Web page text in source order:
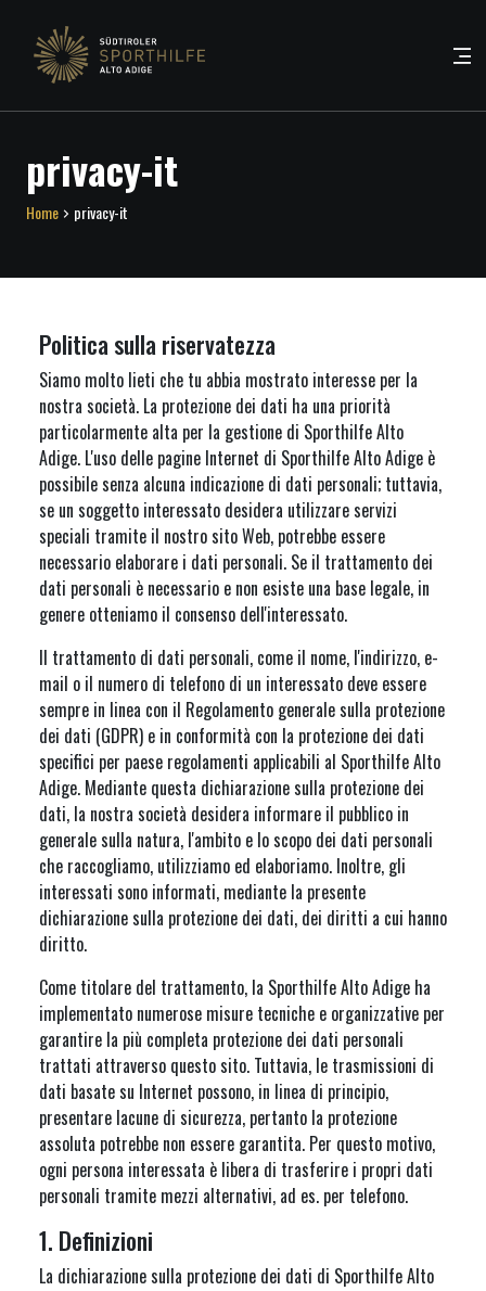
privacy-it
Home privacy-it
Politica sulla riservatezza
Siamo molto lieti che tu abbia mostrato interesse per la
nostra società. La protezione dei dati ha una priorità
particolarmente alta per la gestione di Sporthilfe Alto
Adige. L'uso delle pagine Internet di Sporthilfe Alto Adige è
possibile senza alcuna indicazione di dati personali; tuttavia,
se un soggetto interessato desidera utilizzare servizi
speciali tramite il nostro sito Web, potrebbe essere
necessario elaborare i dati personali. Se il trattamento dei
dati personali è necessario e non esiste una base legale, in
genere otteniamo il consenso dell'interessato.
Il trattamento di dati personali, come il nome, l'indirizzo, e-
mail o il numero di telefono di un interessato deve essere
sempre in linea con il Regolamento generale sulla protezione
dei dati (GDPR) e in conformità con la protezione dei dati
specifici per paese regolamenti applicabili al Sporthilfe Alto
Adige. Mediante questa dichiarazione sulla protezione dei
dati, la nostra società desidera informare il pubblico in
generale sulla natura, l'ambito e lo scopo dei dati personali
che raccogliamo, utilizziamo ed elaboriamo. Inoltre, gli
interessati sono informati, mediante la presente
dichiarazione sulla protezione dei dati, dei diritti a cui hanno
diritto.
Come titolare del trattamento, la Sporthilfe Alto Adige ha
implementato numerose misure tecniche e organizzative per
garantire la più completa protezione dei dati personali
trattati attraverso questo sito. Tuttavia, le trasmissioni di
dati basate su Internet possono, in linea di principio,
presentare lacune di sicurezza, pertanto la protezione
assoluta potrebbe non essere garantita. Per questo motivo,
ogni persona interessata è libera di trasferire i propri dati
personali tramite mezzi alternativi, ad es. per telefono.
1. Definizioni
La dichiarazione sulla protezione dei dati di Sporthilfe Alto